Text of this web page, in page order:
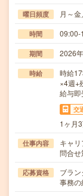
曜日頻度 月～
時間 09:00-
期間 2026
時給
時給
×4週+
給与即
交
1ヶ月
仕事内容
キャ
問合
応募資格
ブラ
事務